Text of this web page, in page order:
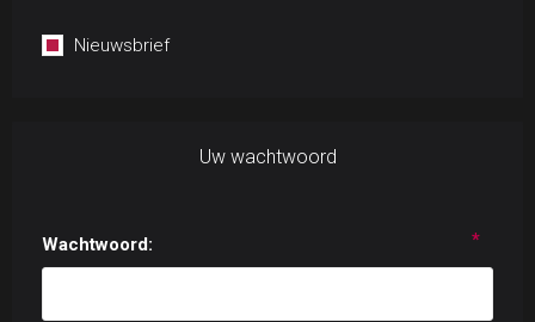
Nieuwsbrief
Uw wachtwoord
Wachtwoord: *